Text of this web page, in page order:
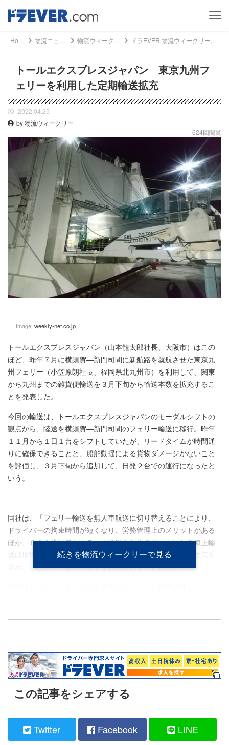
トールエクスプレスジャパン 東京九州フ
ェリーを利用した定期輸送拡充
2022.04.25
by 物流ウィークリー
624回閲覧
Image: weekly-net.co.jp
トールエクスプレスジャパン（山本龍太郎社長、大阪市）はこの
ほど、昨年７月に横須賀―新門司間に新航路を就航させた東京九
州フェリー（小笠原朗社長、福岡県北九州市）を利用して、関東
から九州までの雑貨便輸送を３月下旬から輸送本数を拡充するこ
とを発表した。
今回の輸送は、トールエクスプレスジャパンのモーダルシフトの
観点から、陸送を横須賀―新門司間のフェリー輸送に移行。昨年
１１月から１日１台をシフトしていたが、リードタイムが時間通
りに確保できることと、船舶動揺による貨物ダメージがないこと
を評価し、３月下旬から追加して、日発２台での運行になったと
いう。
同社は、「フェリー輸送を無人車航送に切り替えることにより、
ドライバーの拘束時間が短くなり、労務管理上のメリットがある
ほか、ＣＯ２排出量がトラック輸送より約５分の１になる海上輸
送は環境にやさしい輸送になる。今後も、２０２４年問題対策を
含め、さらにモーダルシフトを進めていく」と示した。
続きを物流ウィークリーで見る
この記事をシェアする
Twitter Facebook LINE